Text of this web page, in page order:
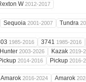
W2012-2017
Sequoia 2001-2007 Tundra
1985-2016 3741 1985-2016
Hunter 2003-2026 Kazak 2019-
2014-2016 Pickup 2016-
Amarok 2016-2024 Amarok